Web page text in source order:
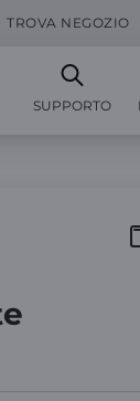
TROVA NEGOZIO
SUPPORTO